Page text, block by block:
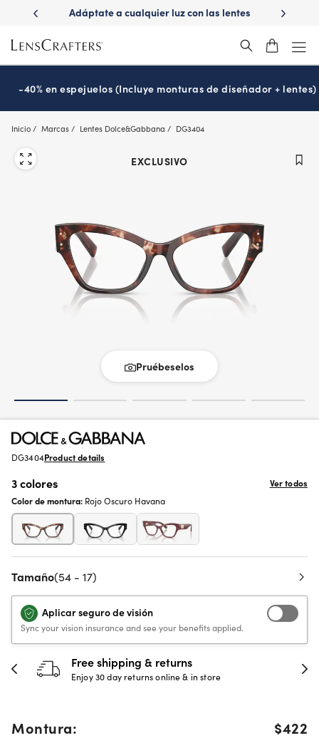
main
content
con
Adáptate a cualquier luz con las lentes
¿Es
-40% en espejuelos (Incluye monturas de diseñador + lentes)
Inicio Marcas Lentes Dolce&Gabbana DG3404
EXCLUSIVO
Pruébeselos
DG3404Product details
3 colores
Ver todos
Color de montura: Rojo Oscuro Havana
Tamaño(54 - 17)
Aplicar seguro de visión
Sync your vision insurance and see your benefits applied.
Free shipping & returns
Enjoy 30 day returns online & in store
Montura: $422